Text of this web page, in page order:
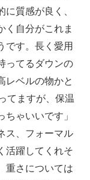
質感が良く、
く自分がこれま
です。長く愛用
ってるダウンの
レベルの物かと
てますが、保温
ゃいいです」
ス、フォーマル
活躍してくれそ
重さについては